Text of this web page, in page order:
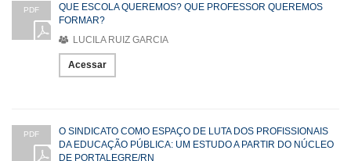
PDF
QUE ESCOLA QUEREMOS? QUE PROFESSOR QUEREMOS
FORMAR?
LUCILA RUIZ GARCIA
Acessar
PDF
O SINDICATO COMO ESPAÇO DE LUTA DOS PROFISSIONAIS
DA EDUCAÇÃO PÚBLICA: UM ESTUDO A PARTIR DO NÚCLEO
DE PORTALEGRE/RN